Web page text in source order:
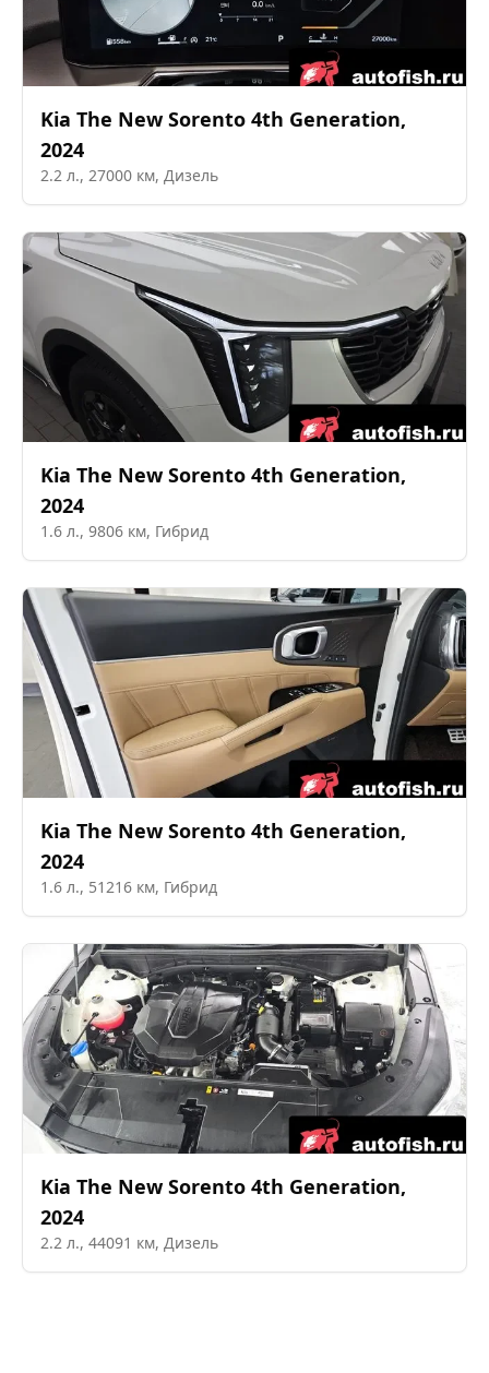
Kia The New Sorento 4th Generation,
2024
2.2 л., 27000 км, Дизель
Kia The New Sorento 4th Generation,
2024
1.6 л., 9806 км, Гибрид
Kia The New Sorento 4th Generation,
2024
1.6 л., 51216 км, Гибрид
Kia The New Sorento 4th Generation,
2024
2.2 л., 44091 км, Дизель